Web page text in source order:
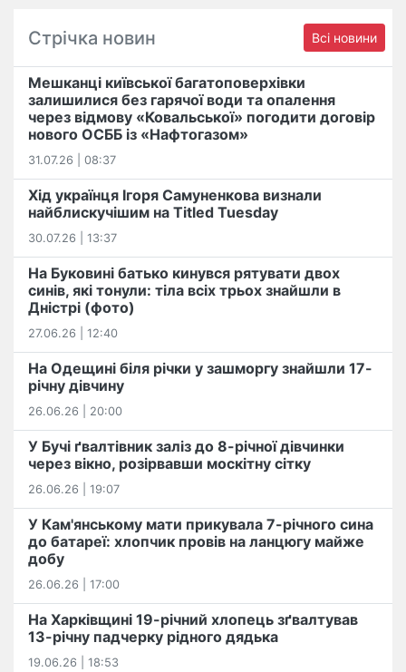
Стрічка новин Всі новини
Мешканці київської багатоповерхівки
залишилися без гарячої води та опалення
через відмову «Ковальської» погодити договір
нового ОСББ із «Нафтогазом»
31.07.26 | 08:37
Хід українця Ігоря Самуненкова визнали
найблискучішим на Titled Tuesday
30.07.26 | 13:37
На Буковині батько кинувся рятувати двох
синів, які тонули: тіла всіх трьох знайшли в
Дністрі (фото)
27.06.26 | 12:40
На Одещині біля річки у зашморгу знайшли 17-
річну дівчину
26.06.26 | 20:00
У Бучі ґвалтівник заліз до 8-річної дівчинки
через вікно, розірвавши москітну сітку
26.06.26 | 19:07
У Кам'янському мати прикувала 7-річного сина
до батареї: хлопчик провів на ланцюгу майже
добу
26.06.26 | 17:00
На Харківщині 19-річний хлопець​ ️зґвалтував
13-річну падчерку рідного дядька
19.06.26 | 18:53